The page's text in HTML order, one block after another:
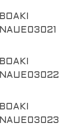
BOAKI
NAUE03021
BOAKI
NAUE03022
BOAKI
NAUE03023